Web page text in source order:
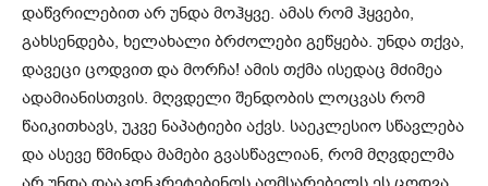
დაწვრილებით არ უნდა მოჰყვე. ამას რომ ჰყვები,
გახსენდება, ხელახალი ბრძოლები გეწყება. უნდა თქვა,
დავეცი ცოდვით და მორჩა! ამის თქმა ისედაც მძიმეა
ადამიანისთვის. მღვდელი შენდობის ლოცვას რომ
წაიკითხავს, უკვე ნაპატიები აქვს. საეკლესიო სწავლება
და ასევე წმინდა მამები გვასწავლიან, რომ მღვდელმა